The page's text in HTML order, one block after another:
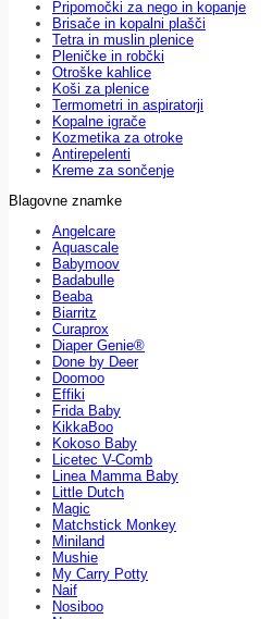
Pripomočki za nego in kopanje
Brisače in kopalni plašči
Tetra in muslin plenice
Pleničke in robčki
Otroške kahlice
Koši za plenice
Termometri in aspiratorji
Kopalne igrače
Kozmetika za otroke
Antirepelenti
Kreme za sončenje
Blagovne znamke
Angelcare
Aquascale
Babymoov
Badabulle
Beaba
Biarritz
Curaprox
Diaper Genie®
Done by Deer
Doomoo
Effiki
Frida Baby
KikkaBoo
Kokoso Baby
Licetec V-Comb
Linea Mamma Baby
Little Dutch
Magic
Matchstick Monkey
Miniland
Mushie
My Carry Potty
Naif
Nosiboo